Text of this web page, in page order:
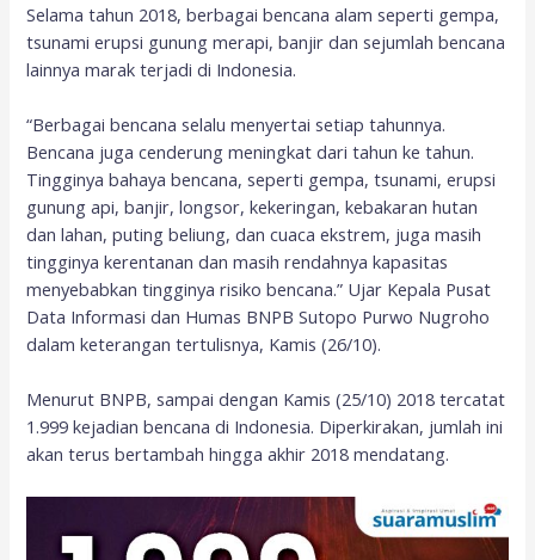
Selama tahun 2018, berbagai bencana alam seperti gempa,
tsunami erupsi gunung merapi, banjir dan sejumlah bencana
lainnya marak terjadi di Indonesia.
“Berbagai bencana selalu menyertai setiap tahunnya.
Bencana juga cenderung meningkat dari tahun ke tahun.
Tingginya bahaya bencana, seperti gempa, tsunami, erupsi
gunung api, banjir, longsor, kekeringan, kebakaran hutan
dan lahan, puting beliung, dan cuaca ekstrem, juga masih
tingginya kerentanan dan masih rendahnya kapasitas
menyebabkan tingginya risiko bencana.” Ujar Kepala Pusat
Data Informasi dan Humas BNPB Sutopo Purwo Nugroho
dalam keterangan tertulisnya, Kamis (26/10).
Menurut BNPB, sampai dengan Kamis (25/10) 2018 tercatat
1.999 kejadian bencana di Indonesia. Diperkirakan, jumlah ini
akan terus bertambah hingga akhir 2018 mendatang.